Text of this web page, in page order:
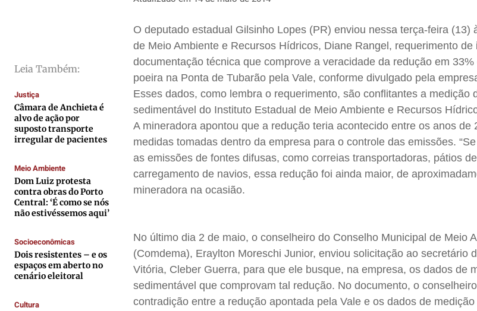
Colunas
Gustavo Bastos
Jr Mignone (in memorian)
Wanda Sily
Publicidade Legal
Anuncie
Expediente
Contato
Colunas
Gustavo Bastos
Jr Mignone (in memorian)
Wanda Sily
Publicidade Legal
Anuncie
Expediente
Contato
Colunas
Gustavo Bastos
Jr Mignone (in memorian)
Wanda Sily
Publicidade Legal
Anuncie
Expediente
Contato
Colunas
Gustavo Bastos
Jr Mignone (in memorian)
Wanda Sily
Publicidade Legal
Anuncie
Expediente
Contato
Leia Também:
Justiça
Câmara de Anchieta é
alvo de ação por
suposto transporte
irregular de pacientes
Meio Ambiente
Dom Luiz protesta
contra obras do Porto
Central: ‘É como se nós
não estivéssemos aqui’
Socioeconômicas
Dois resistentes – e os
espaços em aberto no
cenário eleitoral
Cultura
O deputado estadual Gilsinho Lopes (PR) enviou nessa terça-feira (13)
de Meio Ambiente e Recursos Hídricos, Diane Rangel, requerimento
documentação técnica que comprove a veracidade da redução em
poeira na Ponta de Tubarão pela Vale, conforme divulgado pela
Esses dados, como lembra o requerimento, são conflitantes a medição
sedimentável do Instituto Estadual de Meio Ambiente e Recursos
A mineradora apontou que a redução teria acontecido entre os anos de
medidas tomadas dentro da empresa para o controle das emissões.
as emissões de fontes difusas, como correias transportadoras, pátios
carregamento de navios, essa redução foi ainda maior, de
mineradora na ocasião.
No último dia 2 de maio, o conselheiro do Conselho Municipal de Meio
(Comdema), Eraylton Moreschi Junior, enviou solicitação ao secretário
Vitória, Cleber Guerra, para que ele busque, na empresa, os dados de
sedimentável que comprovam tal redução. No documento, o
contradição entre a redução apontada pela Vale e os dados de